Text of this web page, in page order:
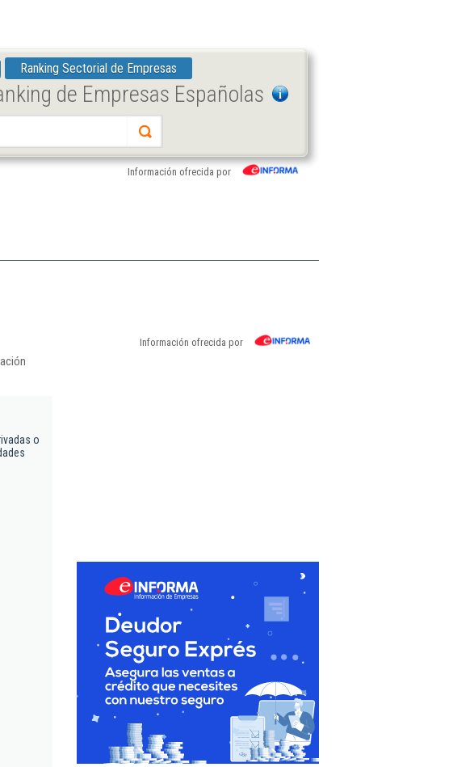
Ranking Sectorial de Empresas
de Empresas Españolas
Información ofrecida por
Información ofrecida por
o